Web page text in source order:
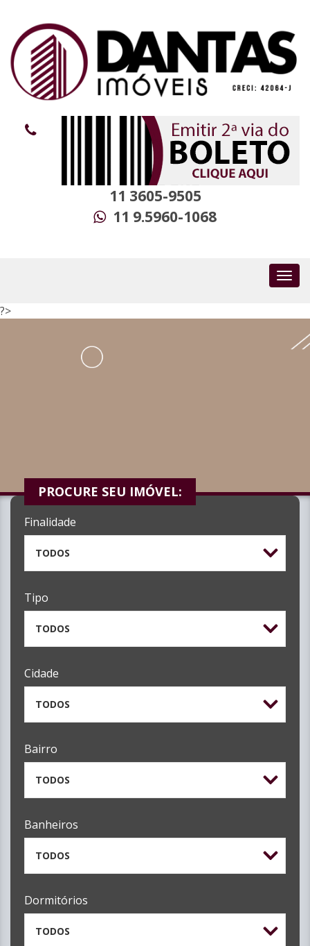
11 3605-9505
11 9.5960-1068
?>
PROCURE SEU IMÓVEL:
Finalidade
TODOS
Tipo
TODOS
Cidade
TODOS
Bairro
TODOS
Banheiros
TODOS
Dormitórios
TODOS